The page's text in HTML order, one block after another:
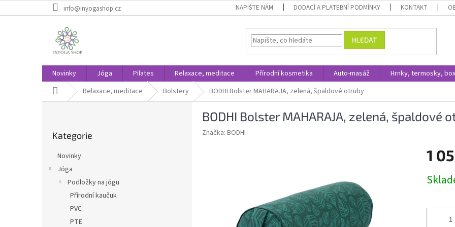
na
info@inyogashop.cz NAPIŠTE NÁM DODACÍ A PLATEBNÍ PODMÍNKY KONTAKT
HLEDAT
Novinky Jóga Pilates Relaxace, meditace Přírodní kosmetika Auto-masáž Hrnky, termosky,
Domů Relaxace, meditace Bolstery BODHI Bolster MAHARAJA, zelená, špaldové otruby
kategorie
Kategorie
Novinky
Jóga
Podložky na jógu
Přírodní kaučuk
PVC
PTE
BODHI Bolster MAHARAJA, zelená, špaldové
Značka: BODHI
1
cena: